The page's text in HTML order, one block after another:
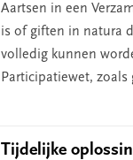
Aartsen in een
is of giften in natura
volledig kunnen
Participatiewet,
Tijdelijke